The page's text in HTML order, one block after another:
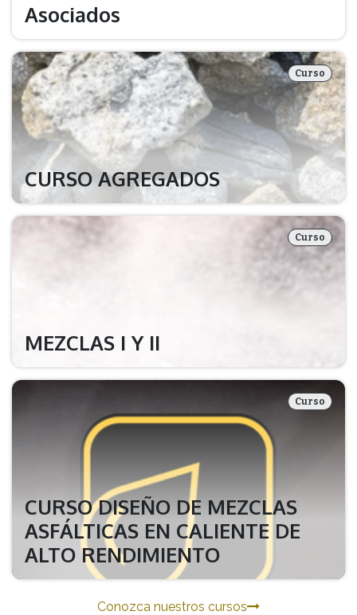
Asociados
Curso
CURSO AGREGADOS
Curso
MEZCLAS I Y II
Curso
CURSO DISEÑO DE MEZCLAS
ASFÁLTICAS EN CALIENTE DE
ALTO RENDIMIENTO
Conozca nuestros cursos